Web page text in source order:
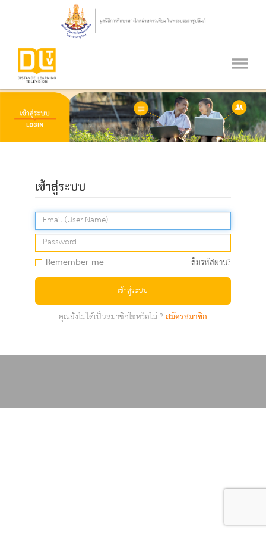
เข้าสู่ระบบ
Remember me ลืมรหัสผ่าน?
เข้าสู่ระบบ
คุณยังไม่ได้เป็นสมาชิกใช่หรือไม่ ?สมัครสมาชิก